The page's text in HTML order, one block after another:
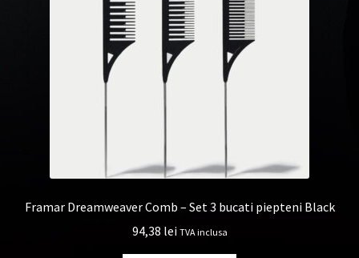
Framar Dreamweaver Comb – Set 3 bucati piepteni Black
94,38 lei TVA inclusa